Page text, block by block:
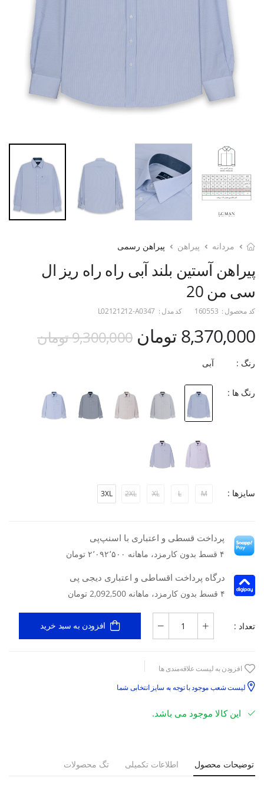
مردانه پیراهن پیراهن رسمی
پیراهن آستین بلند آبی راه راه ریز ال
سی من 20
کد محصول : 160553 کد مدل : L02121212-A0347
8,370,000 تومان 9,300,000 تومان
رنگ : آبی
رنگ ها :
سایزها : M
L
XL
2XL
3XL
پرداخت قسطی و اعتباری با اسنپ‌پی
۴ قسط بدون کارمزد، ماهانه ۲٬۰۹۲٬۵۰۰ تومان
درگاه پرداخت اقساطی و اعتباری دیجی پی
۴ قسط بدون کارمزد، ماهانه 2,092,500 تومان
تعداد : افزودن به سبد خرید
افزودن به لیست علاقه‌مندی ها
لیست شعب موجود با توجه به سایز انتخابی شما
این کالا موجود می باشد.
توضیحات محصول اطلاعات تکمیلی تگ محصولات